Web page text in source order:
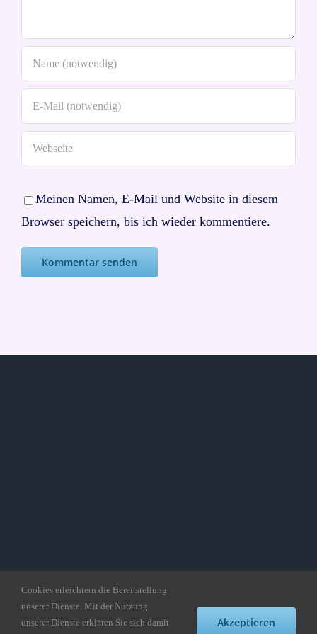
Meinen Namen, E-Mail und Website in diesem
Browser speichern, bis ich wieder kommentiere.
Copyright gedankepuzzle.de
Cookies erleichtern die Bereitstellung
unserer Dienste. Mit der Nutzung
unserer Dienste erklären Sie sich damit
Akzeptieren